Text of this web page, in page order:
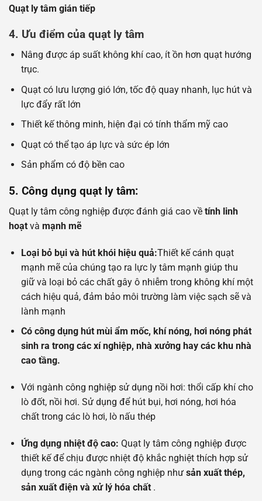
Quạt ly tâm gián tiếp
4. Ưu điểm của quạt ly tâm
Nâng được áp suất không khí cao, ít ồn hơn quạt hướng
trục.
Quạt có lưu lượng gió lớn, tốc độ quay nhanh, lục hút và
lực đẩy rất lớn
Thiết kế thông minh, hiện đại có tính thẩm mỹ cao
Quạt có thể tạo áp lực và sức ép lớn
Sản phẩm có độ bền cao
5. Công dụng quạt ly tâm:
Quạt ly tâm công nghiệp được đánh giá cao về tính linh
hoạt và mạnh mẽ
Loại bỏ bụi và hút khói hiệu quả:Thiết kế cánh quạt
mạnh mẽ của chúng tạo ra lực ly tâm mạnh giúp thu
giữ và loại bỏ các chất gây ô nhiễm trong không khí một
cách hiệu quả, đảm bảo môi trường làm việc sạch sẽ và
lành mạnh
Có công dụng hút mùi ẩm mốc, khí nóng, hơi nóng phát
sinh ra trong các xí nghiệp, nhà xưởng hay các khu nhà
cao tầng.
Với ngành công nghiệp sử dụng nồi hơi: thổi cấp khí cho
lò đốt, nồi hơi. Sử dụng để hút bụi, hơi nóng, hơi hóa
chất trong các lò hơi, lò nấu thép
Ứng dụng nhiệt độ cao: Quạt ly tâm công nghiệp được
thiết kế để chịu được nhiệt độ khắc nghiệt thích hợp sử
dụng trong các ngành công nghiệp như sản xuất thép,
sản xuất điện và xử lý hóa chất.